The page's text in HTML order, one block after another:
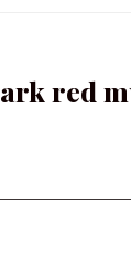
red